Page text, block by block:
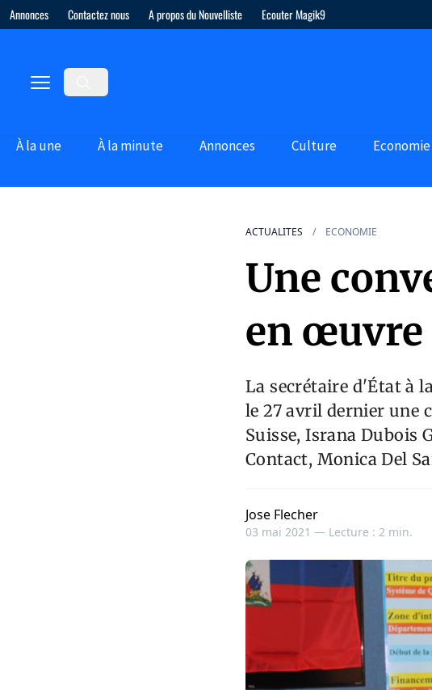
Annonces Contactez nous A propos du Nouvelliste Ecouter Magik9
À la une À la minute Annonces Culture Economie
ACTUALITES ECONOMIE
Une
en œuvre
La secrétaire d'État à
le 27 avril dernier une
Suisse, Israna Dubois
Contact, Monica Del
Jose Flecher
03 mai 2021 — Lecture : 2 min.